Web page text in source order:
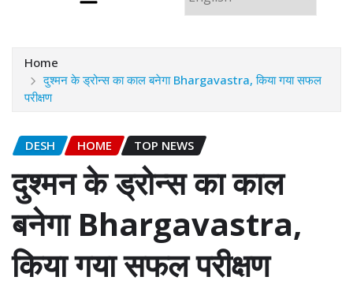
Home
दुश्मन के ड्रोन्स का काल बनेगा Bhargavastra, किया गया सफल
परीक्षण
DESH HOME TOP NEWS
दुश्मन के ड्रोन्स का काल
बनेगा Bhargavastra,
किया गया सफल परीक्षण